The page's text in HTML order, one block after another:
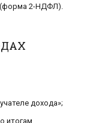
(форма 2-НДФЛ).
дохода»;
итогам